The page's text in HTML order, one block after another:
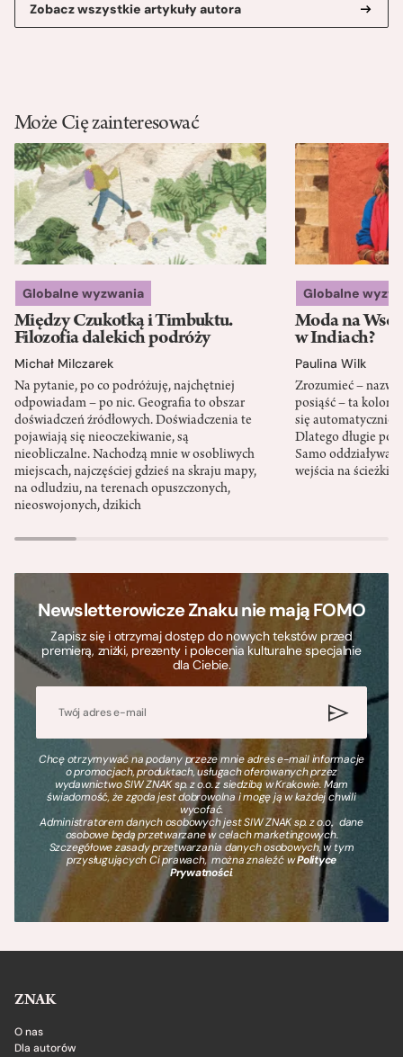
Zobacz wszystkie artykuły autora
Może Cię zainteresować
Globalne wyzwania
Między Czukotką i Timbuktu.
Filozofia dalekich podróży
Michał Milczarek
Na pytanie, po co podróżuję, najchętniej
odpowiadam – po nic. Geografia to obszar
doświadczeń źródłowych. Doświadczenia te
pojawiają się nieoczekiwanie, są
nieobliczalne. Nachodzą mnie w osobliwych
miejscach, najczęściej gdzieś na skraju mapy,
na odludziu, na terenach opuszczonych,
nieoswojonych, dzikich
Globalne
Moda na
w Indiach?
Paulina Wilk
Zrozumieć –
posiąść – ta
się automatycznie,
Dlatego długie
Samo
wejścia na ścieżki
Newsletterowicze Znaku nie mają FOMO
Zapisz się i otrzymaj dostęp do nowych tekstów przed
premierą, zniżki, prezenty i polecenia kulturalne specjalnie
dla Ciebie.
Chcę otrzymywać na podany przeze mnie adres e-mail informacje
o promocjach, produktach, usługach oferowanych przez
wydawnictwo SIW ZNAK sp. z o.o. z siedzibą w Krakowie. Mam
świadomość, że zgoda jest dobrowolna i mogę ją w każdej chwili
wycofać.
Administratorem danych osobowych jest SIW ZNAK sp. z o.o., dane
osobowe będą przetwarzane w celach marketingowych.
Szczegółowe zasady przetwarzania danych osobowych, w tym
przysługujących Ci prawach, można znaleźć wPolityce
Prywatności.
ZNAK
O nas
Dla autorów